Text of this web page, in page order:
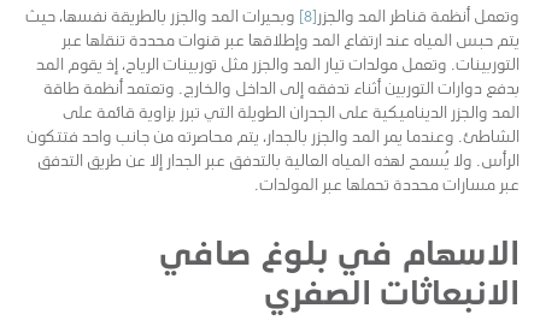
وتعمل أنظمة قناطر المد والجزر[8]
وبحيرات المد والجزر بالطريقة نفسها، حيث
يتم حبس المياه عند ارتفاع المد وإطلاقها عبر قنوات محددة تنقلها عبر
التوربينات. وتعمل مولدات تيار المد والجزر مثل توربينات الرياح، إذ يقوم المد
بدفع دوارات التوربين أثناء تدفقه إلى الداخل والخارج. وتعتمد أنظمة طاقة
المد والجزر الديناميكية على الجدران الطويلة التي تبرز بزاوية قائمة على
الشاطئ. وعندما يمر المد والجزر بالجدار، يتم محاصرته من جانب واحد فتتكون
الرأس. ولا يُسمح لهذه المياه العالية بالتدفق عبر الجدار إلا عن طريق التدفق
عبر مسارات محددة تحملها عبر المولدات.
الاسهام في بلوغ صافي
الانبعاثات الصفري